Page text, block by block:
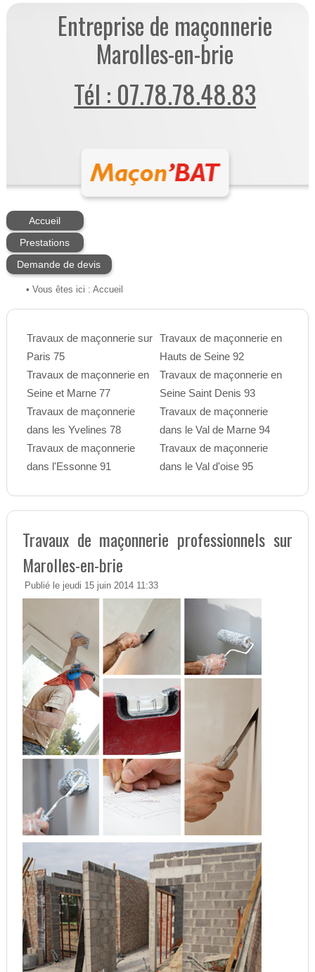
Entreprise de maçonnerie
Marolles-en-brie
Tél : 07.78.78.48.83
Accueil
Prestations
Demande de devis
• Vous êtes ici : Accueil
Travaux de maçonnerie sur
Paris 75
Travaux de maçonnerie en
Seine et Marne 77
Travaux de maçonnerie
dans les Yvelines 78
Travaux de maçonnerie
dans l'Essonne 91
Travaux de maçonnerie en
Hauts de Seine 92
Travaux de maçonnerie en
Seine Saint Denis 93
Travaux de maçonnerie
dans le Val de Marne 94
Travaux de maçonnerie
dans le Val d'oise 95
Travaux de maçonnerie professionnels sur
Marolles-en-brie
Publié le jeudi 15 juin 2014 11:33